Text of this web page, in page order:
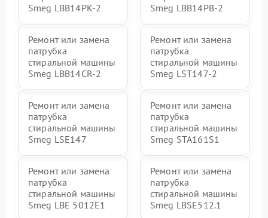
Smeg LBB14PK-2
Smeg LBB14PB-2
Ремонт или замена
патрубка
стиральной машины
Smeg LBB14CR-2
Ремонт или замена
патрубка
стиральной машины
Smeg LST147-2
Ремонт или замена
патрубка
стиральной машины
Smeg LSE147
Ремонт или замена
патрубка
стиральной машины
Smeg STA161S1
Ремонт или замена
патрубка
стиральной машины
Smeg LBE 5012E1
Ремонт или замена
патрубка
стиральной машины
Smeg LBSE512.1